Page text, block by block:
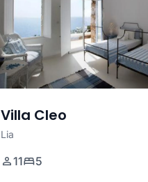
Villa Cleo
Lia
11 5